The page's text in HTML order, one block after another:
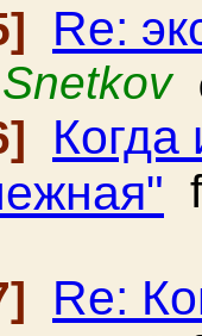
Re:
Когда
Re: